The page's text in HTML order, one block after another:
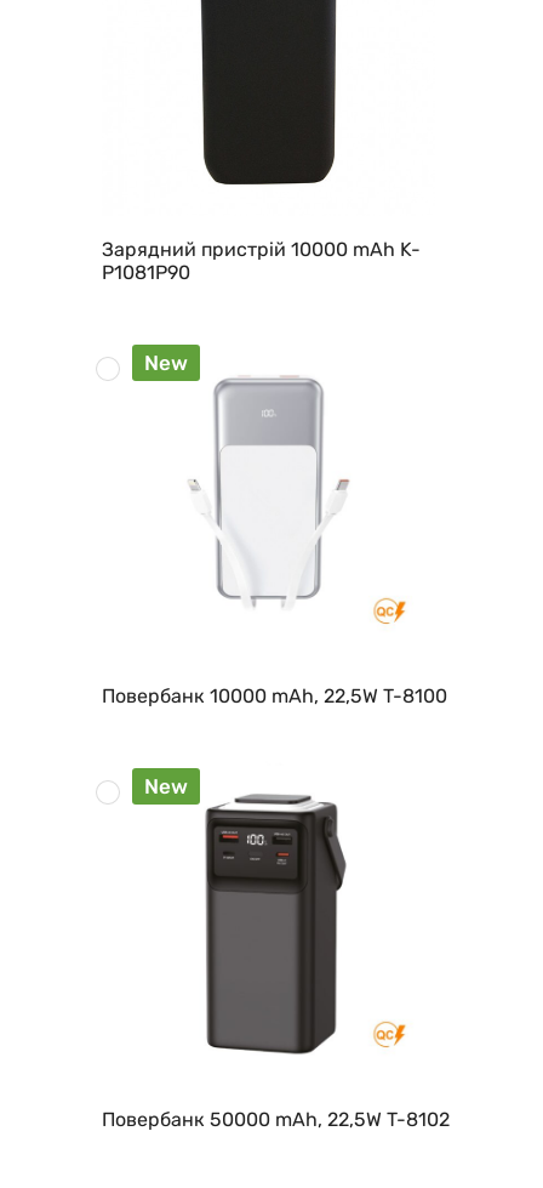
Зарядний пристрій 10000 mAh K-
P1081P90
New
Повербанк 10000 mAh, 22,5W T-8100
New
Повербанк 50000 mAh, 22,5W T-8102